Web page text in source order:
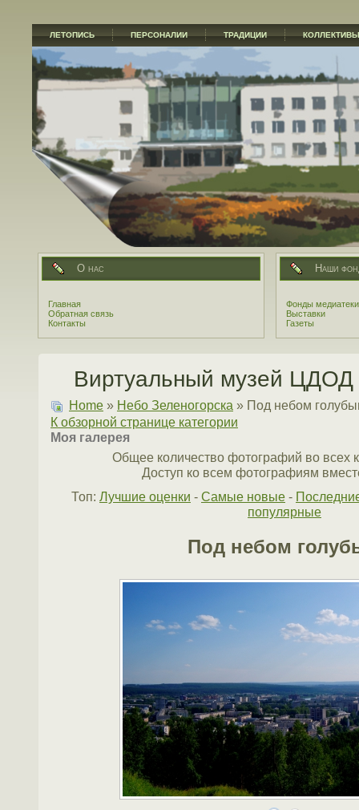
ЛЕТОПИСЬ ПЕРСОНАЛИИ ТРАДИЦИИ КОЛЛЕКТИВЫ
О нас
Главная
Обратная связь
Контакты
Наши
Фонды медиатеки
Выставки
Газеты
Виртуальный музей ЦДОД
Home » Небо Зеленогорска » Под небом
К обзорной странице категории
Моя галерея
Общее количество фотографий во всех
Доступ ко всем фотографиям
Топ: Лучшие оценки - Самые новые -
популярные
Под небом